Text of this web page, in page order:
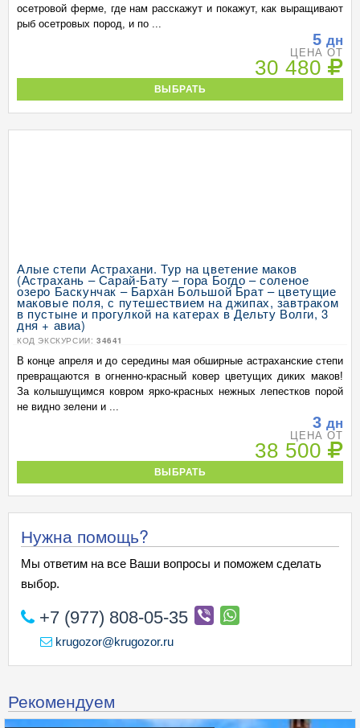
осетровой ферме, где нам расскажут и покажут, как выращивают
рыб осетровых пород, и по ...
5 дн
ЦЕНА ОТ
30 480
ВЫБРАТЬ
Алые степи Астрахани. Тур на цветение маков
(Астрахань – Сарай-Бату – гора Богдо – соленое
озеро Баскунчак – Бархан Большой Брат – цветущие
маковые поля, с путешествием на джипах, завтраком
в пустыне и прогулкой на катерах в Дельту Волги, 3
дня + авиа)
КОД ЭКСКУРСИИ: 34641
В конце апреля и до середины мая обширные астраханские степи
превращаются в огненно-красный ковер цветущих диких маков!
За колышущимся ковром ярко-красных нежных лепестков порой
не видно зелени и ...
3 дн
ЦЕНА ОТ
38 500
ВЫБРАТЬ
Нужна помощь?
Мы ответим на все Ваши вопросы и поможем сделать
выбор.
+7 (977) 808-05-35
krugozor@krugozor.ru
Рекомендуем